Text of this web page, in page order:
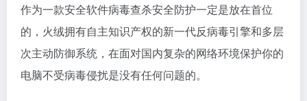
作为一款安全软件病毒查杀安全防护一定是放在首位
的，火绒拥有自主知识产权的新一代反病毒引擎和多层
次主动防御系统，在面对国内复杂的网络环境保护你的
电脑不受病毒侵扰是没有任何问题的。